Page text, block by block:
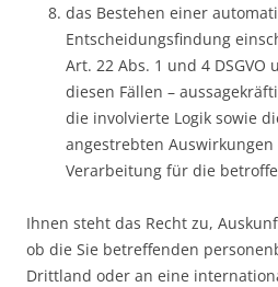
das Bestehen einer
Entscheidungsfindung
Art. 22 Abs. 1 und 4 DSGVO
diesen Fällen –
die involvierte Logik sowie
angestrebten
Verarbeitung für die
Ihnen steht das Recht zu,
ob die Sie betreffenden
Drittland oder an eine